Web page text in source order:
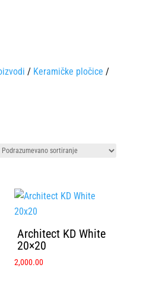
/ Keramičke pločice /
Architect KD White
20×20
2,000.00